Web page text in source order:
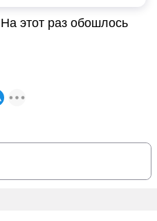
этот раз обошлось